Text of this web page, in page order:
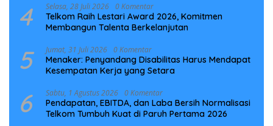
4 Selasa, 28 Juli 2026 0 Komentar
Telkom Raih Lestari Award 2026, Komitmen
Membangun Talenta Berkelanjutan
5 Jumat, 31 Juli 2026 0 Komentar
Menaker: Penyandang Disabilitas Harus Mendapat
Kesempatan Kerja yang Setara
6 Sabtu, 1 Agustus 2026 0 Komentar
Pendapatan, EBITDA, dan Laba Bersih Normalisasi
Telkom Tumbuh Kuat di Paruh Pertama 2026